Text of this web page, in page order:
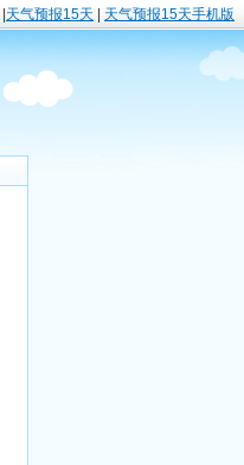
天气预报15天 天气预报15天手机版